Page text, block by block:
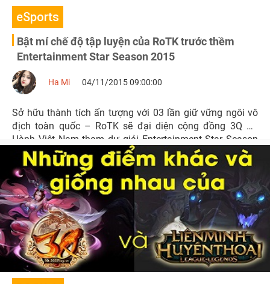
eSports
Bật mí chế độ tập luyện của RoTK trước thềm
Entertainment Star Season 2015
Ha Mi 04/11/2015 09:00:00
Sở hữu thành tích ấn tượng với 03 lần giữ vững ngôi vô
địch toàn quốc – RoTK sẽ đại diện cộng đồng 3Q Củ
Hành Việt Nam tham dự giải Entertainment Star Season
2015 sắp tới tại Trịnh Châu.